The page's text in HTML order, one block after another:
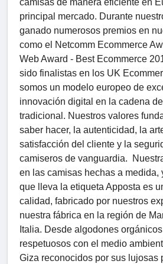
camisas de manera eficiente en
principal mercado. Durante
ganado numerosos premios en
como el Netcomm Ecommerce
Web Award - Best Ecommerce
sido finalistas en los UK
somos un modelo europeo de
innovación digital en la cadena
tradicional. Nuestros valores
saber hacer, la autenticidad, la
satisfacción del cliente y la
camiseros de vanguardia.
en las camisas hechas a medida,
que lleva la etiqueta Apposta es
calidad, fabricado por nuestros
nuestra fábrica en la región de
Italia. Desde algodones
respetuosos con el medio
Giza reconocidos por sus lujosas